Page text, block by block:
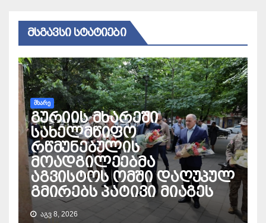
ᲛᲡᲒᲐᲕᲡᲘ ᲡᲢᲐᲢᲘᲔᲑᲘ
ᲛᲮᲐᲠᲔ
გურიის მხარეში
სახელმწიფო
რწმუნებულის
მოადგილეებმა
აგვისტოს ომში დაღუპულ
გმირებს პატივი მიაგეს
ᲐᲒᲕ 8, 2026